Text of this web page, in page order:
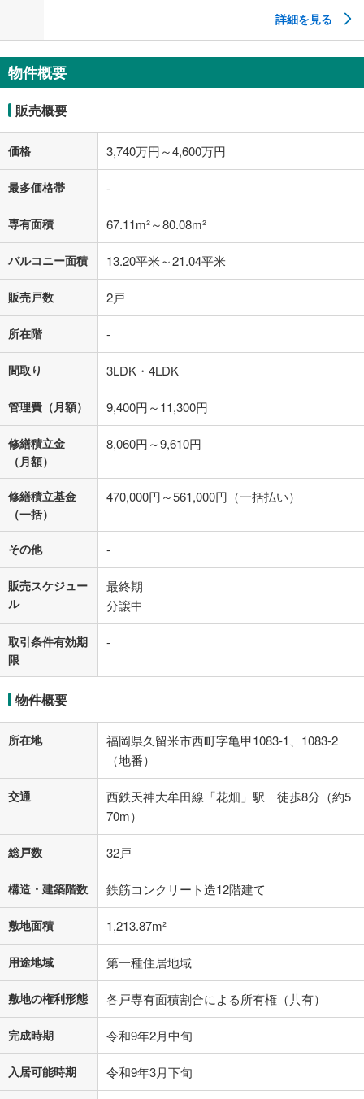
詳細を見る
物件概要
販売概要
価格 3,740万円～4,600万円
最多価格帯 -
専有面積 67.11m²～80.08m²
バルコニー面積 13.20平米～21.04平米
販売戸数 2戸
所在階 -
間取り 3LDK・4LDK
管理費（月額） 9,400円～11,300円
修繕積立金
（月額）
8,060円～9,610円
修繕積立基金
（一括）
470,000円～561,000円（一括払い）
その他 -
販売スケジュー
ル
最終期
分譲中
取引条件有効期
限
-
物件概要
所在地
福岡県久留米市西町字亀甲1083-1、1083-2
（地番）
交通
西鉄天神大牟田線「花畑」駅 徒歩8分（約5
70m）
総戸数 32戸
構造・建築階数 鉄筋コンクリート造12階建て
敷地面積 1,213.87m²
用途地域 第一種住居地域
敷地の権利形態 各戸専有面積割合による所有権（共有）
完成時期 令和9年2月中旬
入居可能時期 令和9年3月下旬